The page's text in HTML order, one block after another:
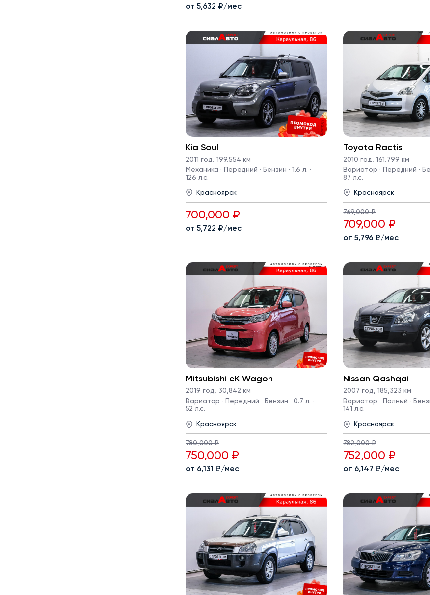
от 5,632 ₽/мес
Kia Soul
2011 год, 199,554 км
Механика · Передний · Бензин · 1.6 л. ·
126 л.с.
Красноярск
700,000 ₽
от 5,722 ₽/мес
Toyota Ractis
2010 год, 161,799 км
Вариатор · Передний ·
87 л.с.
Красноярск
769,000 ₽
709,000 ₽
от 5,796 ₽/мес
Mitsubishi eK Wagon
2019 год, 30,842 км
Вариатор · Передний · Бензин · 0.7 л. ·
52 л.с.
Красноярск
780,000 ₽
750,000 ₽
от 6,131 ₽/мес
Nissan Qashqai
2007 год, 185,323 км
Вариатор · Полный ·
141 л.с.
Красноярск
782,000 ₽
752,000 ₽
от 6,147 ₽/мес